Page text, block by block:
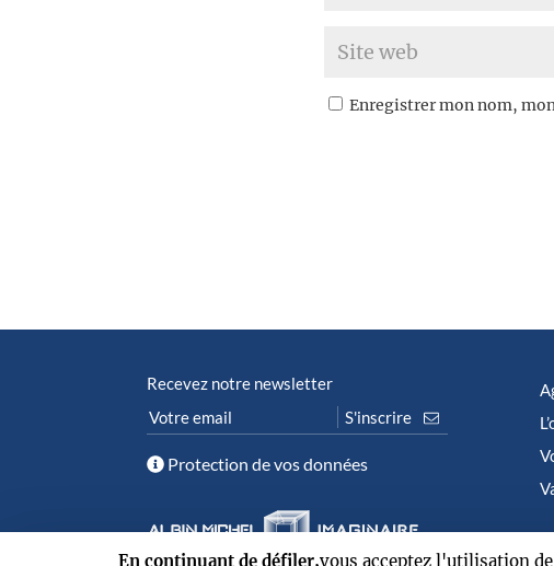
Enregistrer mon nom,
Recevez notre newsletter
Protection de vos données
En continuant de défiler,vous acceptez l'utilisation